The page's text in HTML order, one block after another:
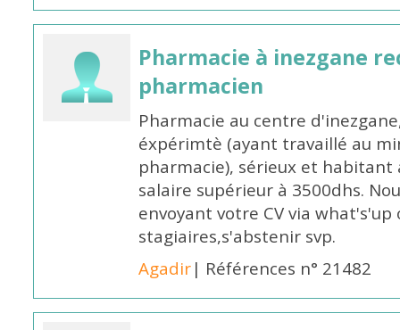
Pharmacie à inezgane
pharmacien
Pharmacie au centre
éxpérimtè (ayant travaillé au
pharmacie), sérieux et habitant
salaire supérieur à 3500dhs.
envoyant votre CV via
stagiaires,s'abstenir svp.
Agadir| Références n° 21482